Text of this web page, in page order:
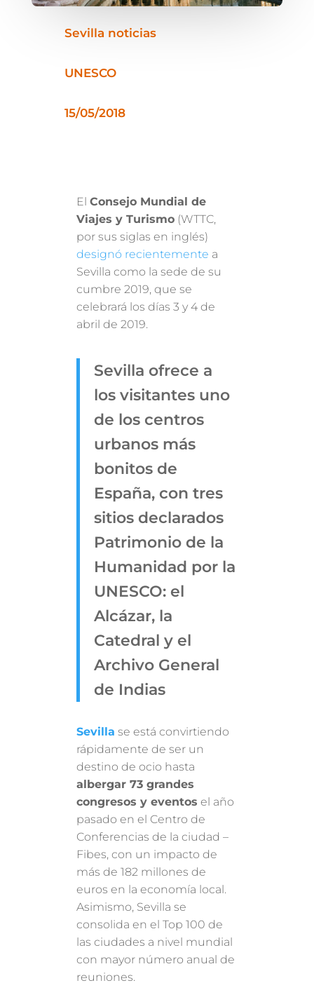
Sevilla noticias
UNESCO
15/05/2018
ElConsejo Mundial de
Viajes y Turismo (WTTC,
por sus siglas en inglés)
designó recientemente a
Sevilla como la sede de su
cumbre 2019, que se
celebrará los días 3 y 4 de
abril de 2019.
Sevilla ofrece a
los visitantes uno
de los centros
urbanos más
bonitos de
España, con tres
sitios declarados
Patrimonio de la
Humanidad por la
UNESCO: el
Alcázar, la
Catedral y el
Archivo General
de Indias
Sevilla se está convirtiendo
rápidamente de ser un
destino de ocio hasta
albergar 73 grandes
congresos y eventos el año
pasado en el Centro de
Conferencias de la ciudad –
Fibes, con un impacto de
más de 182 millones de
euros en la economía local.
Asimismo, Sevilla se
consolida en el Top 100 de
las ciudades a nivel mundial
con mayor número anual de
reuniones.